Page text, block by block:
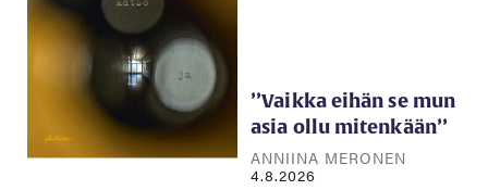
’’Vaikka eihän se mun
asia ollu mitenkään’’
ANNIINA MERONEN
4.8.2026